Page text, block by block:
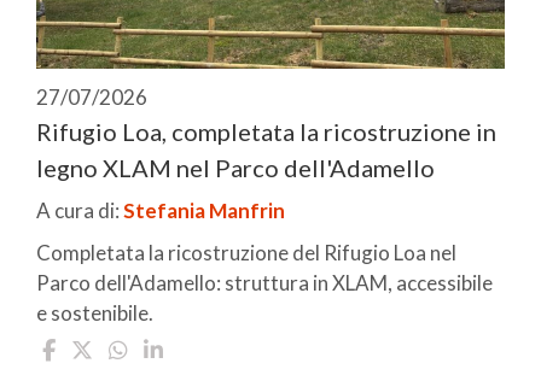
27/07/2026
Rifugio Loa, completata la ricostruzione in
legno XLAM nel Parco dell'Adamello
A cura di:Stefania Manfrin
Completata la ricostruzione del Rifugio Loa nel
Parco dell'Adamello: struttura in XLAM, accessibile
e sostenibile.